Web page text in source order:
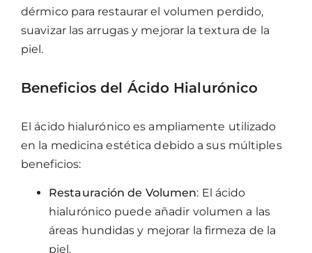
dérmico para restaurar el volumen perdido,
suavizar las arrugas y mejorar la textura de la
piel.
Beneficios del Ácido Hialurónico
El ácido hialurónico es ampliamente utilizado
en la medicina estética debido a sus múltiples
beneficios:
Restauración de Volumen: El ácido
hialurónico puede añadir volumen a las
áreas hundidas y mejorar la firmeza de la
piel.